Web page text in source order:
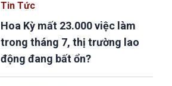
Tin Tức
Hoa Kỳ mất 23.000 việc làm
trong tháng 7, thị trường lao
động đang bất ổn?